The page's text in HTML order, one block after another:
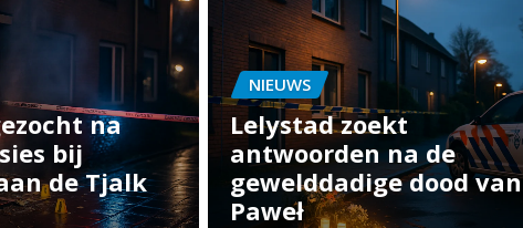
na
bij
de Tjalk
NIEUWS
Lelystad zoekt
antwoorden na de
gewelddadige dood van
Paweł